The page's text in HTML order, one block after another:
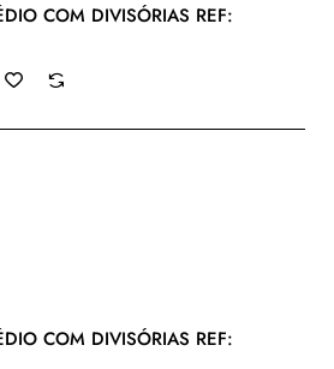
COM DIVISÓRIAS REF:
COM DIVISÓRIAS REF: